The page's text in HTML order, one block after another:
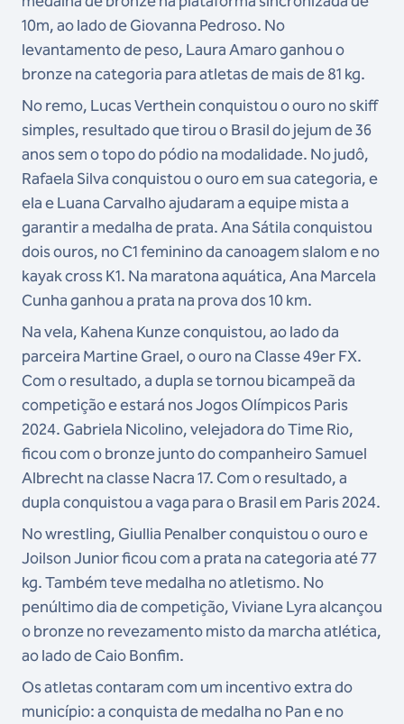
10m, ao lado de Giovanna Pedroso. No
levantamento de peso, Laura Amaro ganhou o
bronze na categoria para atletas de mais de 81 kg.
No remo, Lucas Verthein conquistou o ouro no skiff
simples, resultado que tirou o Brasil do jejum de 36
anos sem o topo do pódio na modalidade. No judô,
Rafaela Silva conquistou o ouro em sua categoria, e
ela e Luana Carvalho ajudaram a equipe mista a
garantir a medalha de prata. Ana Sátila conquistou
dois ouros, no C1 feminino da canoagem slalom e no
kayak cross K1. Na maratona aquática, Ana Marcela
Cunha ganhou a prata na prova dos 10 km.
Na vela, Kahena Kunze conquistou, ao lado da
parceira Martine Grael, o ouro na Classe 49er FX.
Com o resultado, a dupla se tornou bicampeã da
competição e estará nos Jogos Olímpicos Paris
2024. Gabriela Nicolino, velejadora do Time Rio,
ficou com o bronze junto do companheiro Samuel
Albrecht na classe Nacra 17. Com o resultado, a
dupla conquistou a vaga para o Brasil em Paris 2024.
No wrestling, Giullia Penalber conquistou o ouro e
Joilson Junior ficou com a prata na categoria até 77
kg. Também teve medalha no atletismo. No
penúltimo dia de competição, Viviane Lyra alcançou
o bronze no revezamento misto da marcha atlética,
ao lado de Caio Bonfim.
Os atletas contaram com um incentivo extra do
município: a conquista de medalha no Pan e no